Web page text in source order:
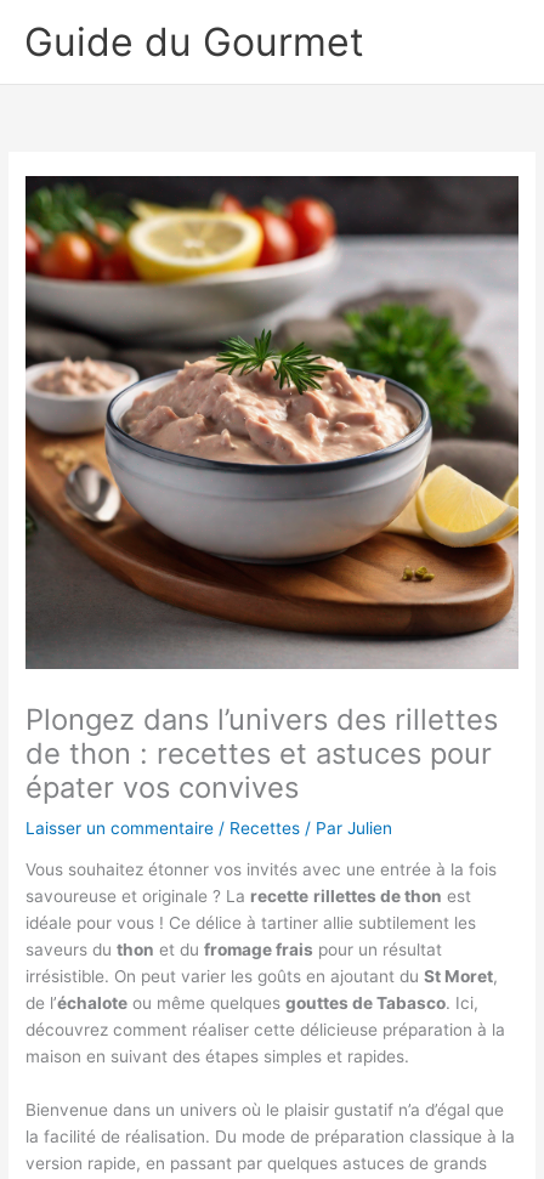
Guide du Gourmet
Plongez dans l’univers des rillettes
de thon : recettes et astuces pour
épater vos convives
Laisser un commentaire / Recettes / ParJulien
Vous souhaitez étonner vos invités avec une entrée à la fois
savoureuse et originale ? La recette rillettes de thon est
idéale pour vous ! Ce délice à tartiner allie subtilement les
saveurs duthon et dufromage frais pour un résultat
irrésistible. On peut varier les goûts en ajoutant duSt Moret,
de l’échalote ou même quelquesgouttes de Tabasco. Ici,
découvrez comment réaliser cette délicieuse préparation à la
maison en suivant des étapes simples et rapides.
Bienvenue dans un univers où le plaisir gustatif n’a d’égal que
la facilité de réalisation. Du mode de préparation classique à la
version rapide, en passant par quelques astuces de grands